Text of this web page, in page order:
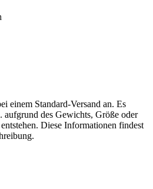
einem Standard-Versand an. Es
des Gewichts, Größe oder
Diese Informationen findest